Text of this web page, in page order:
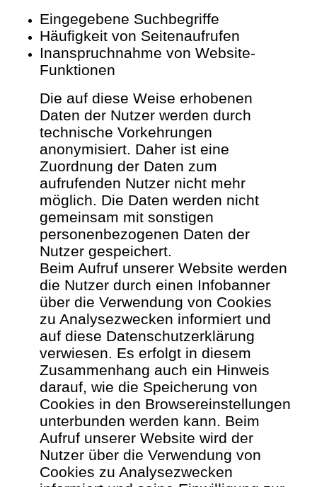
Eingegebene Suchbegriffe
Häufigkeit von Seitenaufrufen
Inanspruchnahme von Website-
Funktionen
Die auf diese Weise erhobenen
Daten der Nutzer werden durch
technische Vorkehrungen
anonymisiert. Daher ist eine
Zuordnung der Daten zum
aufrufenden Nutzer nicht mehr
möglich. Die Daten werden nicht
gemeinsam mit sonstigen
personenbezogenen Daten der
Nutzer gespeichert.
Beim Aufruf unserer Website werden
die Nutzer durch einen Infobanner
über die Verwendung von Cookies
zu Analysezwecken informiert und
auf diese Datenschutzerklärung
verwiesen. Es erfolgt in diesem
Zusammenhang auch ein Hinweis
darauf, wie die Speicherung von
Cookies in den Browsereinstellungen
unterbunden werden kann. Beim
Aufruf unserer Website wird der
Nutzer über die Verwendung von
Cookies zu Analysezwecken